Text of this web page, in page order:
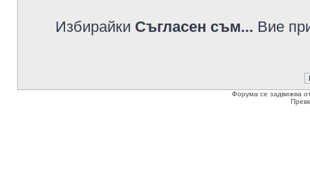
Избирайки Съгласен съм... Вие
Форума се задвижва